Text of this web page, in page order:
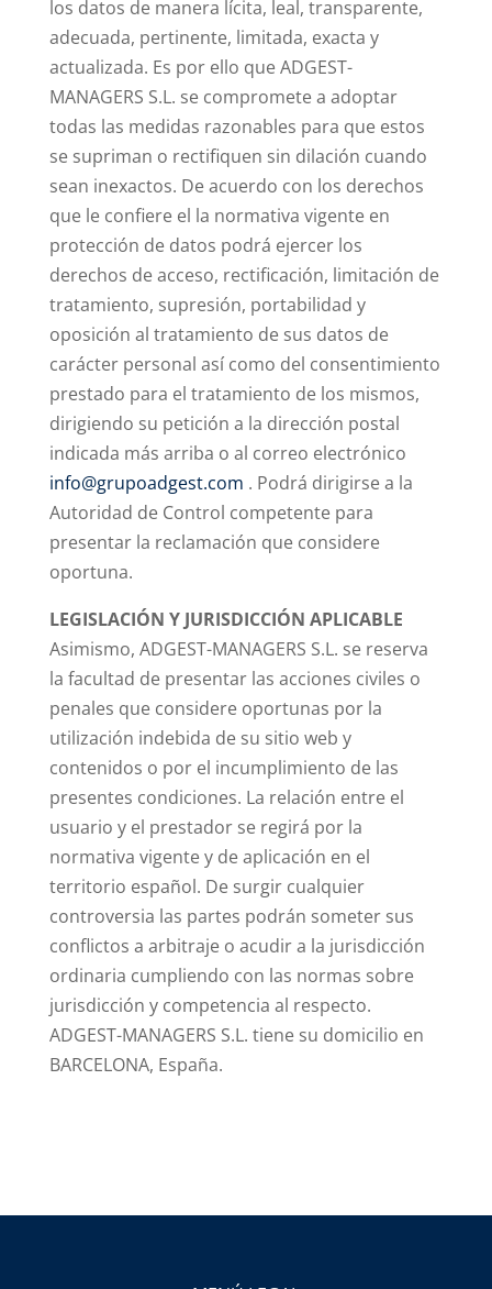
los datos de manera lícita, leal, transparente,
adecuada, pertinente, limitada, exacta y
actualizada. Es por ello que ADGEST-
MANAGERS S.L. se compromete a adoptar
todas las medidas razonables para que estos
se supriman o rectifiquen sin dilación cuando
sean inexactos. De acuerdo con los derechos
que le confiere el la normativa vigente en
protección de datos podrá ejercer los
derechos de acceso, rectificación, limitación de
tratamiento, supresión, portabilidad y
oposición al tratamiento de sus datos de
carácter personal así como del consentimiento
prestado para el tratamiento de los mismos,
dirigiendo su petición a la dirección postal
indicada más arriba o al correo electrónico
info@grupoadgest.com . Podrá dirigirse a la
Autoridad de Control competente para
presentar la reclamación que considere
oportuna.
LEGISLACIÓN Y JURISDICCIÓN APLICABLE
Asimismo, ADGEST-MANAGERS S.L. se reserva
la facultad de presentar las acciones civiles o
penales que considere oportunas por la
utilización indebida de su sitio web y
contenidos o por el incumplimiento de las
presentes condiciones. La relación entre el
usuario y el prestador se regirá por la
normativa vigente y de aplicación en el
territorio español. De surgir cualquier
controversia las partes podrán someter sus
conflictos a arbitraje o acudir a la jurisdicción
ordinaria cumpliendo con las normas sobre
jurisdicción y competencia al respecto.
ADGEST-MANAGERS S.L. tiene su domicilio en
BARCELONA, España.